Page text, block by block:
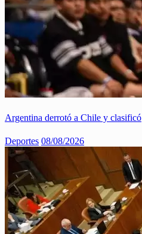
Argentina derrotó a Chile y clasificó
Deportes 08/08/2026